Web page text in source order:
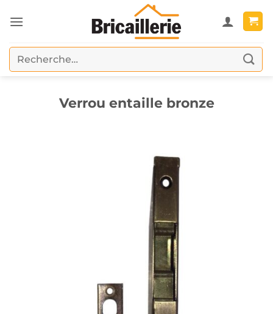
au
Recherche
pour :
Verrou entaille bronze